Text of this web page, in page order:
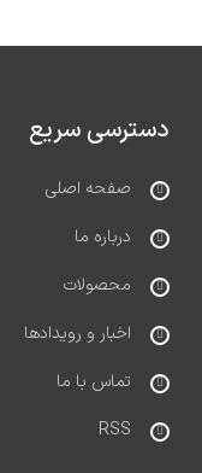
دسترسی سریع
صفحه اصلی
درباره ما
محصولات
اخبار و رویدادها
تماس با ما
RSS